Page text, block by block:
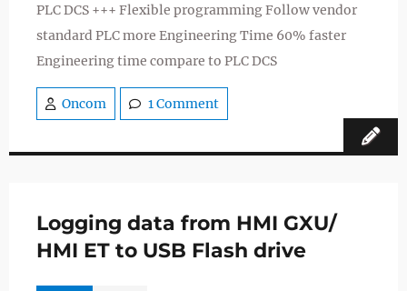
PLC DCS +++ Flexible programming Follow vendor
standard PLC more Engineering Time 60% faster
Engineering time compare to PLC DCS
Oncom 1 Comment
Logging data from HMI GXU/
HMI ET to USB Flash drive